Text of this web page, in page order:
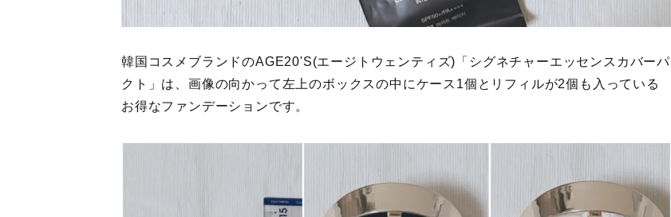
韓国コスメブランドのAGE20'S(エージトウェンティズ)「シグネチャーエッセンスカバーパ
クト」は、画像の向かって左上のボックスの中にケース1個とリフィルが2個も入っている
お得なファンデーションです。